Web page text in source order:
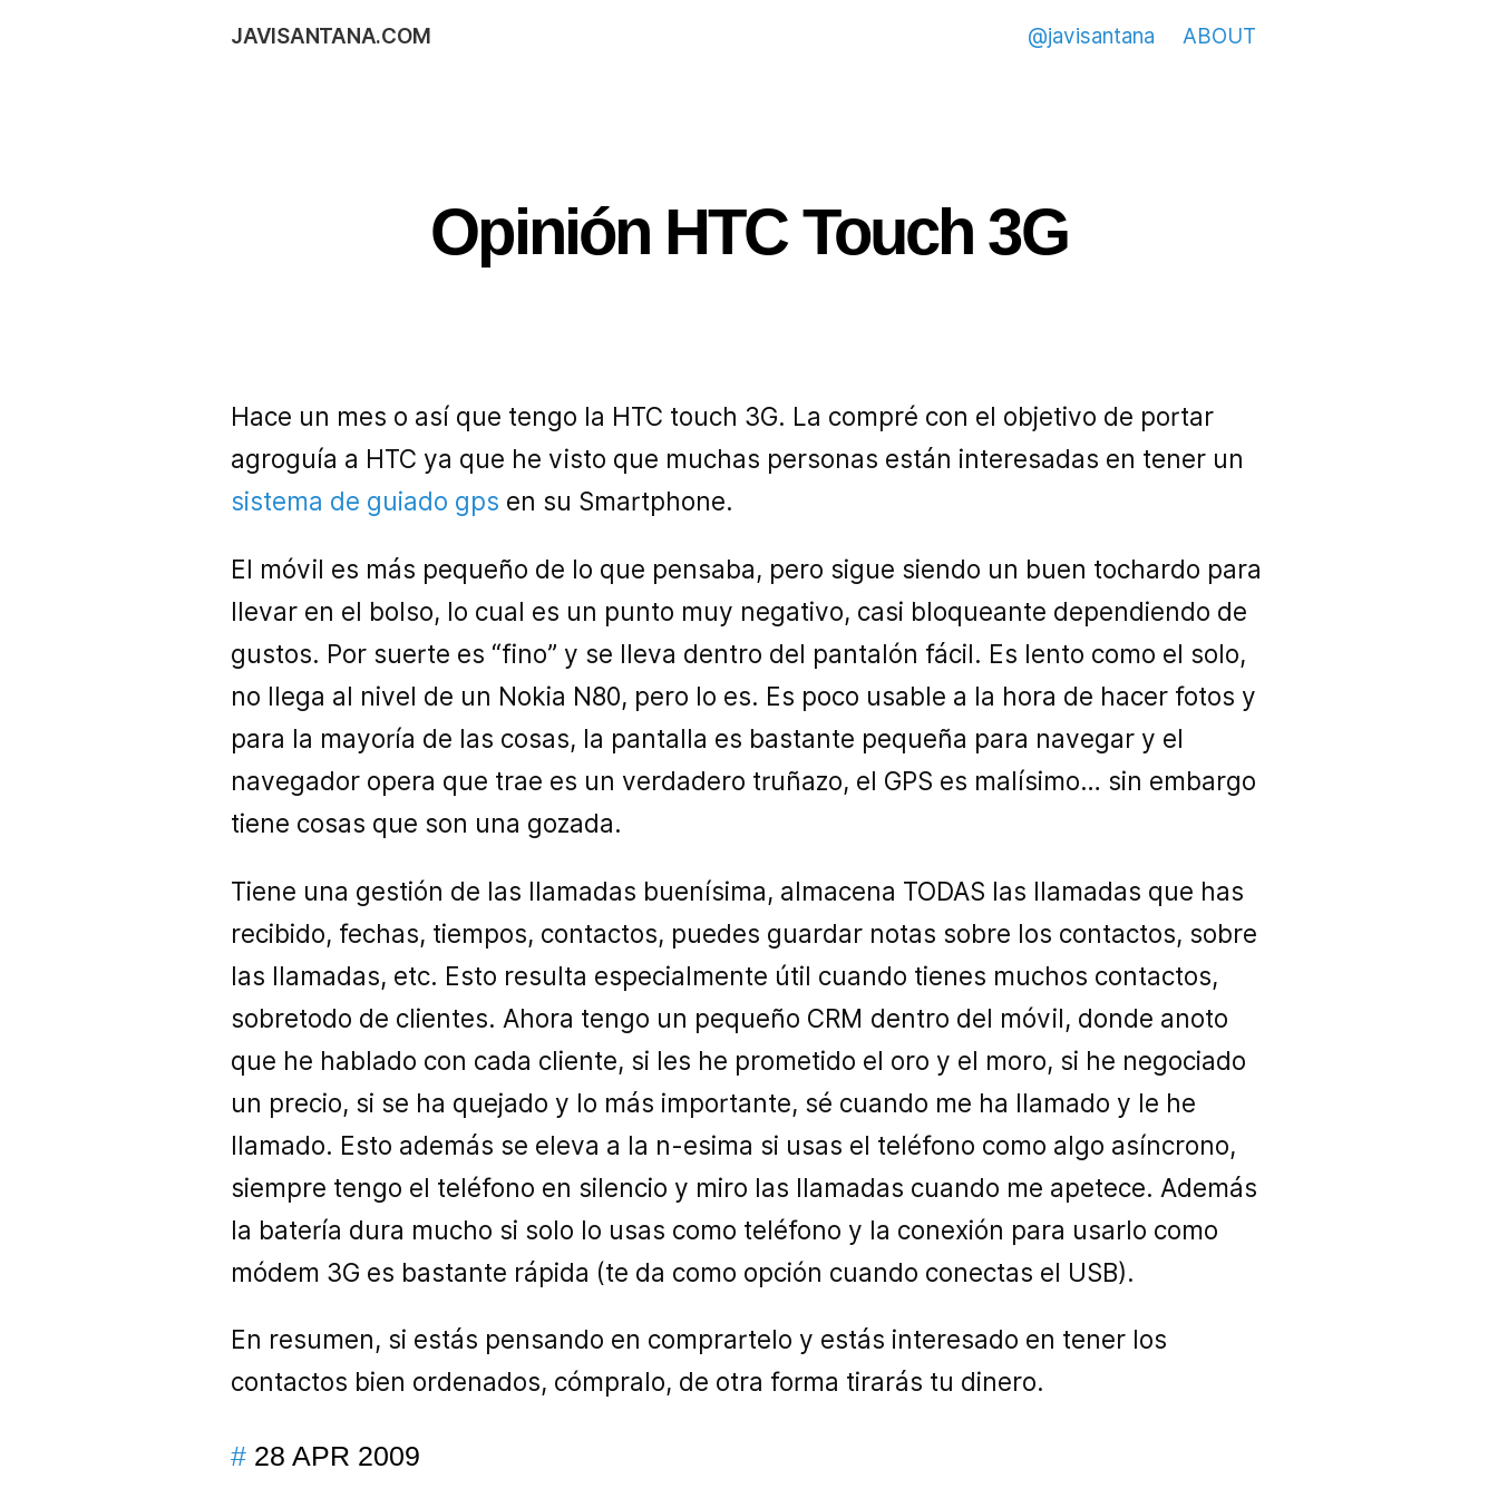
JAVISANTANA.COM @javisantana ABOUT
Opinión HTC Touch 3G
Hace un mes o así que tengo la HTC touch 3G. La compré con el objetivo de portar
agroguía a HTC ya que he visto que muchas personas están interesadas en tener un
sistema de guiado gps en su Smartphone.
El móvil es más pequeño de lo que pensaba, pero sigue siendo un buen tochardo para
llevar en el bolso, lo cual es un punto muy negativo, casi bloqueante dependiendo de
gustos. Por suerte es “fino” y se lleva dentro del pantalón fácil. Es lento como el solo,
no llega al nivel de un Nokia N80, pero lo es. Es poco usable a la hora de hacer fotos y
para la mayoría de las cosas, la pantalla es bastante pequeña para navegar y el
navegador opera que trae es un verdadero truñazo, el GPS es malísimo… sin embargo
tiene cosas que son una gozada.
Tiene una gestión de las llamadas buenísima, almacena TODAS las llamadas que has
recibido, fechas, tiempos, contactos, puedes guardar notas sobre los contactos, sobre
las llamadas, etc. Esto resulta especialmente útil cuando tienes muchos contactos,
sobretodo de clientes. Ahora tengo un pequeño CRM dentro del móvil, donde anoto
que he hablado con cada cliente, si les he prometido el oro y el moro, si he negociado
un precio, si se ha quejado y lo más importante, sé cuando me ha llamado y le he
llamado. Esto además se eleva a la n-esima si usas el teléfono como algo asíncrono,
siempre tengo el teléfono en silencio y miro las llamadas cuando me apetece. Además
la batería dura mucho si solo lo usas como teléfono y la conexión para usarlo como
módem 3G es bastante rápida (te da como opción cuando conectas el USB).
En resumen, si estás pensando en comprartelo y estás interesado en tener los
contactos bien ordenados, cómpralo, de otra forma tirarás tu dinero.
# 28 APR 2009